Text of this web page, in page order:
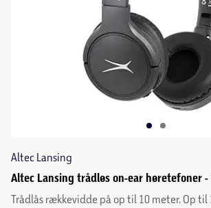
Altec Lansing
Altec Lansing trådløs on-ear høretefoner
Trådlås rækkevidde på op til 10 meter. Op